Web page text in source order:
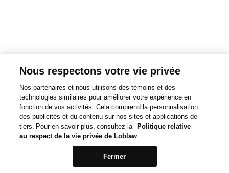
Nous respectons votre vie privée
Nos partenaires et nous utilisons des témoins et des
technologies similaires pour améliorer votre expérience en
fonction de vos activités. Cela comprend la personnalisation
des publicités et du contenu sur nos sites et applications de
tiers. Pour en savoir plus, consultez la
Politique relative
au respect de la vie privée de Loblaw
Fermer